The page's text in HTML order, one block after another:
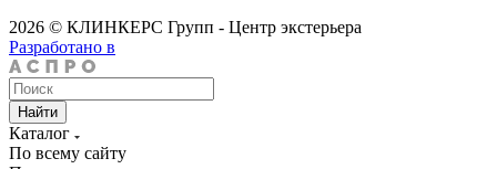
2026 © КЛИНКЕРС Групп - Центр экстерьера
Разработано в
Найти
Каталог
По всему сайту